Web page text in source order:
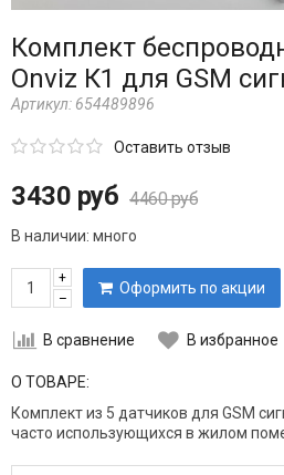
Комплект
Onviz К1 для GSM
Артикул: 654489896
Оставить отзыв
3430 руб 4460 руб
В наличии: много
+
–
Оформить по акции
В сравнение В избранное
О ТОВАРЕ:
Комплект из 5 датчиков для GSM
часто использующихся в жилом